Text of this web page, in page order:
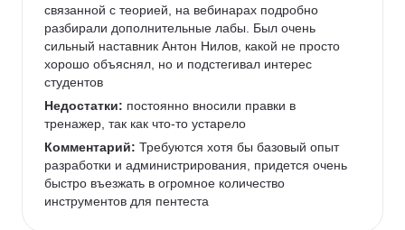
связанной с теорией, на вебинарах подробно
разбирали дополнительные лабы. Был очень
сильный наставник Антон Нилов, какой не просто
хорошо объяснял, но и подстегивал интерес
студентов
Недостатки: постоянно вносили правки в
тренажер, так как что-то устарело
Комментарий: Требуются хотя бы базовый опыт
разработки и администрирования, придется очень
быстро въезжать в огромное количество
инструментов для пентеста